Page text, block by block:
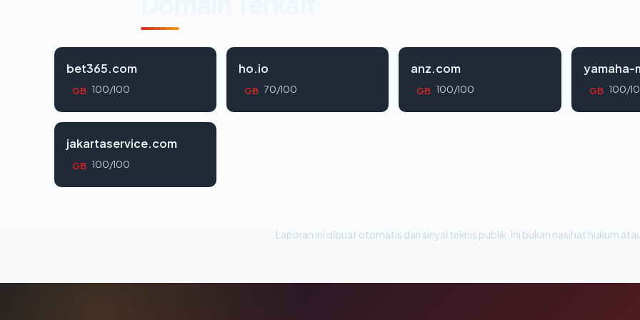
bet365.com
GB 100/100
ho.io
GB 70/100
anz.com
GB 100/100
yamaha-
GB 100/
jakartaservice.com
GB 100/100
Laporan ini dibuat otomatis dari sinyal teknis publik. Ini bukan nasihat hukum